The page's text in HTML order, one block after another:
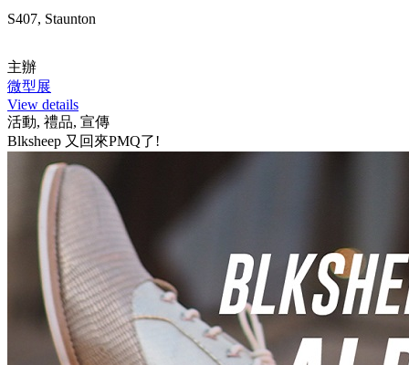
S407, Staunton
主辦
微型展
View details
活動, 禮品, 宣傳
Blksheep 又回來PMQ了!